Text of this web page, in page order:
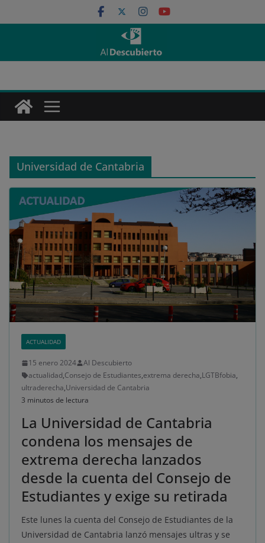
al
Universidad de Cantabria
ACTUALIDAD
15 enero 2024
Al Descubierto
actualidad,Consejo de Estudiantes,extrema derecha,LGTBfobia,
ultraderecha,Universidad de Cantabria
3 minutos de lectura
La Universidad de Cantabria
condena los mensajes de
extrema derecha lanzados
desde la cuenta del Consejo de
Estudiantes y exige su retirada
Este lunes la cuenta del Consejo de Estudiantes de la
Universidad de Cantabria lanzó mensajes ultras y se